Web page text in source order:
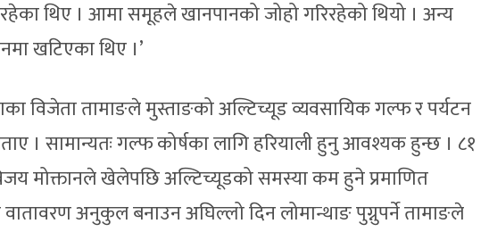
थिए । आमा समूहले खानपानको जोहो गरिरहेको थियो । अन्य
खटिएका थिए ।’
विजेता तामाङले मुस्ताङको अल्टिच्यूड व्यवसायिक गल्फ र पर्यटन
। सामान्यतः गल्फ कोर्षका लागि हरियाली हुनु आवश्यक हुन्छ । ८१
विजय मोक्तानले खेलेपछि अल्टिच्यूडको समस्या कम हुने प्रमाणित
अनुकुल बनाउन अघिल्लो दिन लोमान्थाङ पुग्नुपर्ने तामाङले